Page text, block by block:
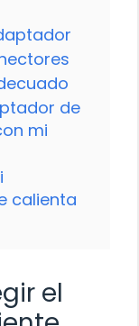
de
mi
calienta
el